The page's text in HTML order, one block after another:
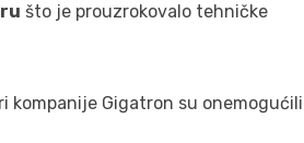
što je prouzrokovalo tehničke
kompanije Gigatron su onemogućili